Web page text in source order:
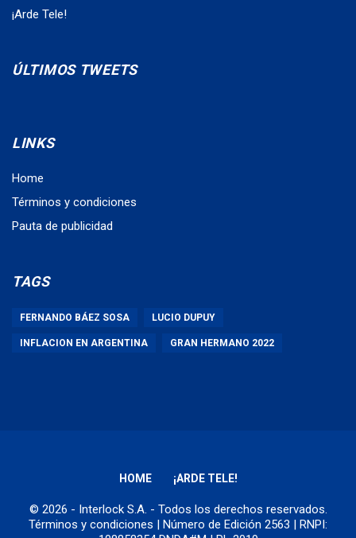
¡Arde Tele!
ÚLTIMOS TWEETS
LINKS
Home
Términos y condiciones
Pauta de publicidad
TAGS
FERNANDO BÁEZ SOSA LUCIO DUPUY
INFLACION EN ARGENTINA GRAN HERMANO 2022
HOME ¡ARDE TELE!
© 2026 - Interlock S.A. - Todos los derechos reservados.
Términos y condiciones | Número de Edición 2563 | RNPI: